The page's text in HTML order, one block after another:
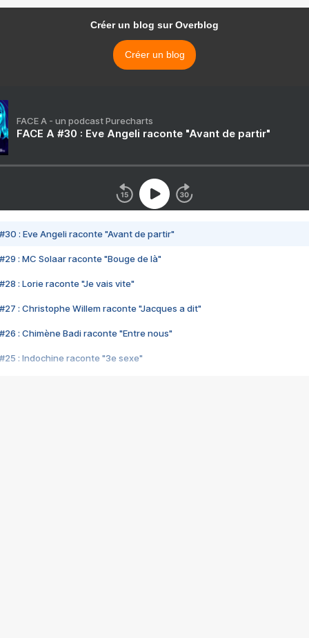
Créer un blog sur Overblog
Créer un blog
FACE A - un podcast Purecharts
FACE A #30 : Eve Angeli raconte "Avant de partir"
#30 : Eve Angeli raconte "Avant de partir"
#29 : MC Solaar raconte "Bouge de là"
#28 : Lorie raconte "Je vais vite"
#27 : Christophe Willem raconte "Jacques a dit"
#26 : Chimène Badi raconte "Entre nous"
#25 : Indochine raconte "3e sexe"